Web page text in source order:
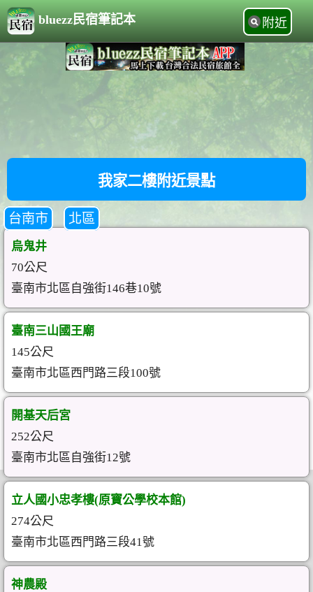
bluezz民宿筆記本 附近
我家二樓附近景點
台南市 北區
烏鬼井
70公尺
臺南市北區自強街146巷10號
臺南三山國王廟
145公尺
臺南市北區西門路三段100號
開基天后宮
252公尺
臺南市北區自強街12號
立人國小忠孝樓(原寶公學校本館)
274公尺
臺南市北區西門路三段41號
神農殿